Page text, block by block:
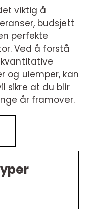
viktig å
budsjett
perfekte
Ved å forstå
og ulemper, kan
sikre at du blir
år framover.